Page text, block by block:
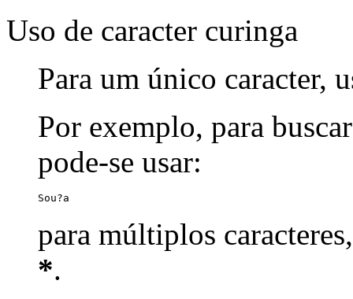
Uso de caracter curinga
Para um único caracter,
Por exemplo, para
pode-se usar:
Sou?a
para múltiplos
*.